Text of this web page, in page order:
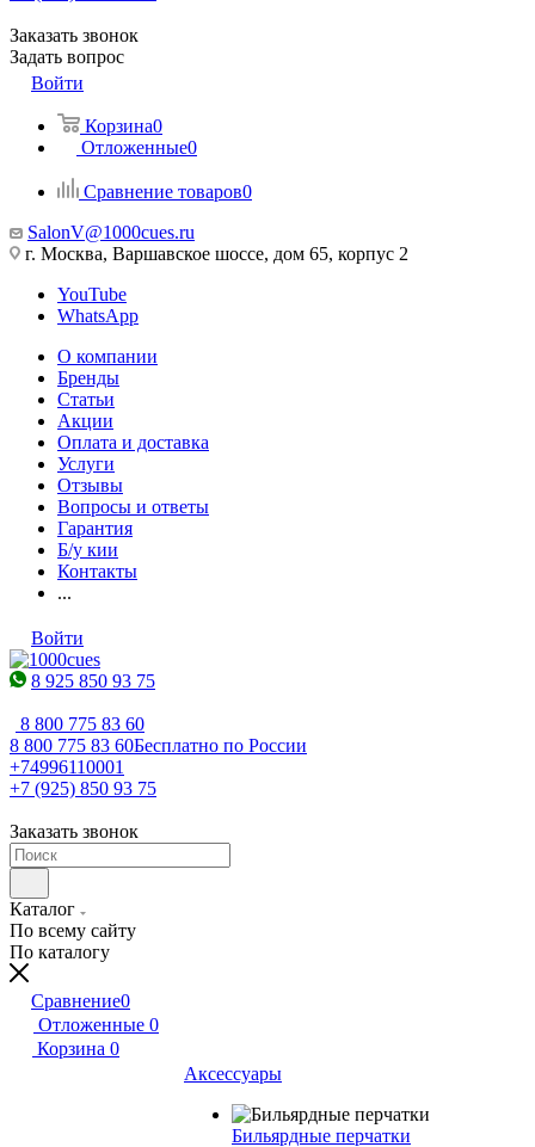
Заказать звонок
Задать вопрос
Войти
Корзина0
Отложенные0
Сравнение товаров0
SalonV@1000cues.ru
г. Москва, Варшавское шоссе, дом 65, корпус 2
YouTube
WhatsApp
О компании
Бренды
Статьи
Акции
Оплата и доставка
Услуги
Отзывы
Вопросы и ответы
Гарантия
Б/у кии
Контакты
...
Войти
8 925 850 93 75
8 800 775 83 60
8 800 775 83 60Бесплатно по России
+74996110001
+7 (925) 850 93 75
Заказать звонок
Каталог
По всему сайту
По каталогу
Сравнение0
Отложенные 0
Корзина 0
Аксессуары
Бильярдные перчатки